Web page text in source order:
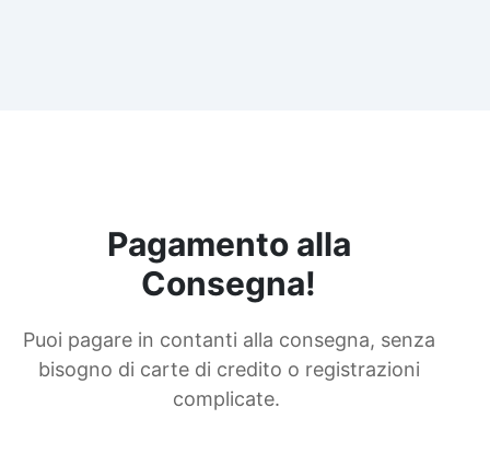
Pagamento alla
Consegna!
Puoi pagare in contanti alla consegna, senza
bisogno di carte di credito o registrazioni
complicate.